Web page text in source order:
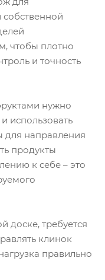
чтобы плотно
и точность
нужно
использовать
для направления
продукты
к себе – это
доске, требуется
клинок
правильно